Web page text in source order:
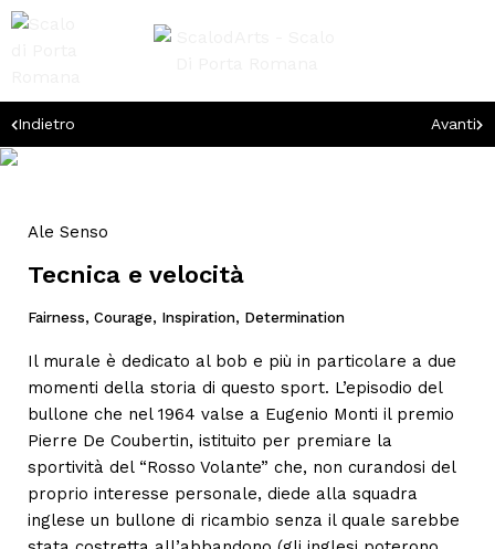
Indietro Avanti
Ale Senso
Tecnica e velocità
Fairness, Courage, Inspiration, Determination
Il murale è dedicato al bob e più in particolare a due
momenti della storia di questo sport. L’episodio del
bullone che nel 1964 valse a Eugenio Monti il premio
Pierre De Coubertin, istituito per premiare la
sportività del “Rosso Volante” che, non curandosi del
proprio interesse personale, diede alla squadra
inglese un bullone di ricambio senza il quale sarebbe